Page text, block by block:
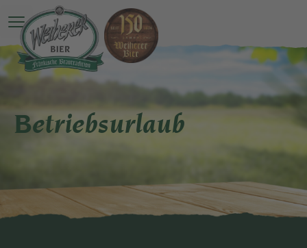
Open main menu
Betriebsurlaub